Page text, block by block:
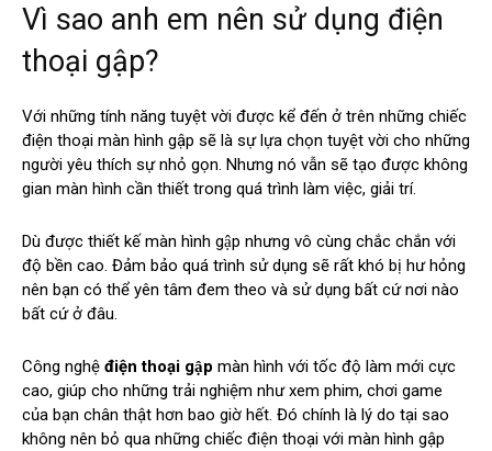
Vì sao anh em nên sử dụng điện
thoại gập?
Với những tính năng tuyệt vời được kể đến ở trên những chiếc
điện thoại màn hình gập sẽ là sự lựa chọn tuyệt vời cho những
người yêu thích sự nhỏ gọn. Nhưng nó vẫn sẽ tạo được không
gian màn hình cần thiết trong quá trình làm việc, giải trí.
Dù được thiết kế màn hình gập nhưng vô cùng chắc chắn với
độ bền cao. Đảm bảo quá trình sử dụng sẽ rất khó bị hư hỏng
nên bạn có thể yên tâm đem theo và sử dụng bất cứ nơi nào
bất cứ ở đâu.
Công nghệ điện thoại gập màn hình với tốc độ làm mới cực
cao, giúp cho những trải nghiệm như xem phim, chơi game
của bạn chân thật hơn bao giờ hết. Đó chính là lý do tại sao
không nên bỏ qua những chiếc điện thoại với màn hình gập